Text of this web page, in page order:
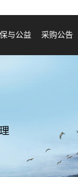
与公益 采购公告